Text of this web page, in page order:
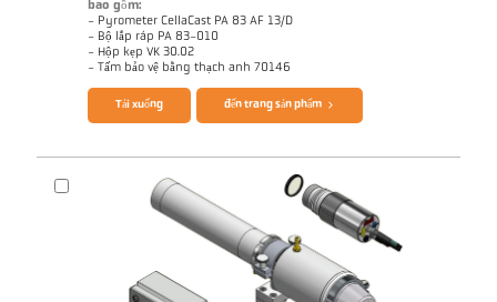
bao gồm:
- Pyrometer CellaCast PA 83 AF 13/D
- Bộ lắp ráp PA 83-010
- Hộp kẹp VK 30.02
- Tấm bảo vệ bằng thạch anh 70146
Questionnaire CellaCast
Tải xuống đến trang sản phẩm